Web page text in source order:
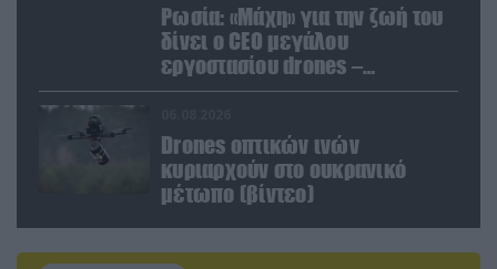
Ρωσία: «Μάχη» για την ζωή του
δίνει ο CEO μεγάλου
εργοστασίου drones –
Ανατίναξαν το αυτοκίνητό του!
Drones οπτικών ινών
κυριαρχούν στο ουκρανικό
μέτωπο (βίντεο)